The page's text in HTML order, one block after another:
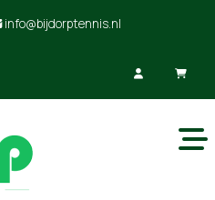
info@bijdorptennis.nl